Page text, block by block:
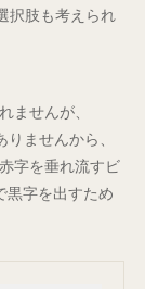
択肢も考えられ
せんが、
ませんから、
字を垂れ流すビ
黒字を出すため